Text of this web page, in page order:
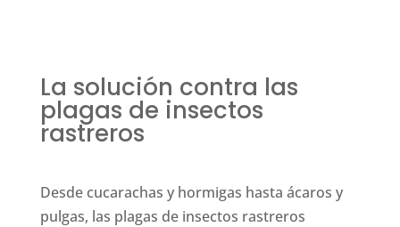
La solución contra las
plagas de insectos
rastreros
Desde cucarachas y hormigas hasta ácaros y
pulgas, las plagas de insectos rastreros